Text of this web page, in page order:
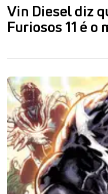
Vin Diesel diz
Furiosos 11 é